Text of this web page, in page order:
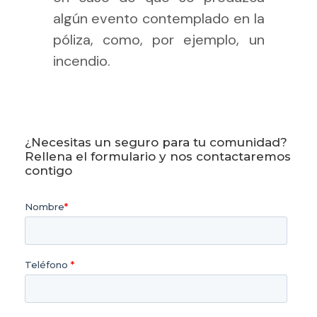
algún evento contemplado en la
póliza, como, por ejemplo, un
incendio.
¿Necesitas un seguro para tu comunidad?
Rellena el formulario y nos contactaremos
contigo